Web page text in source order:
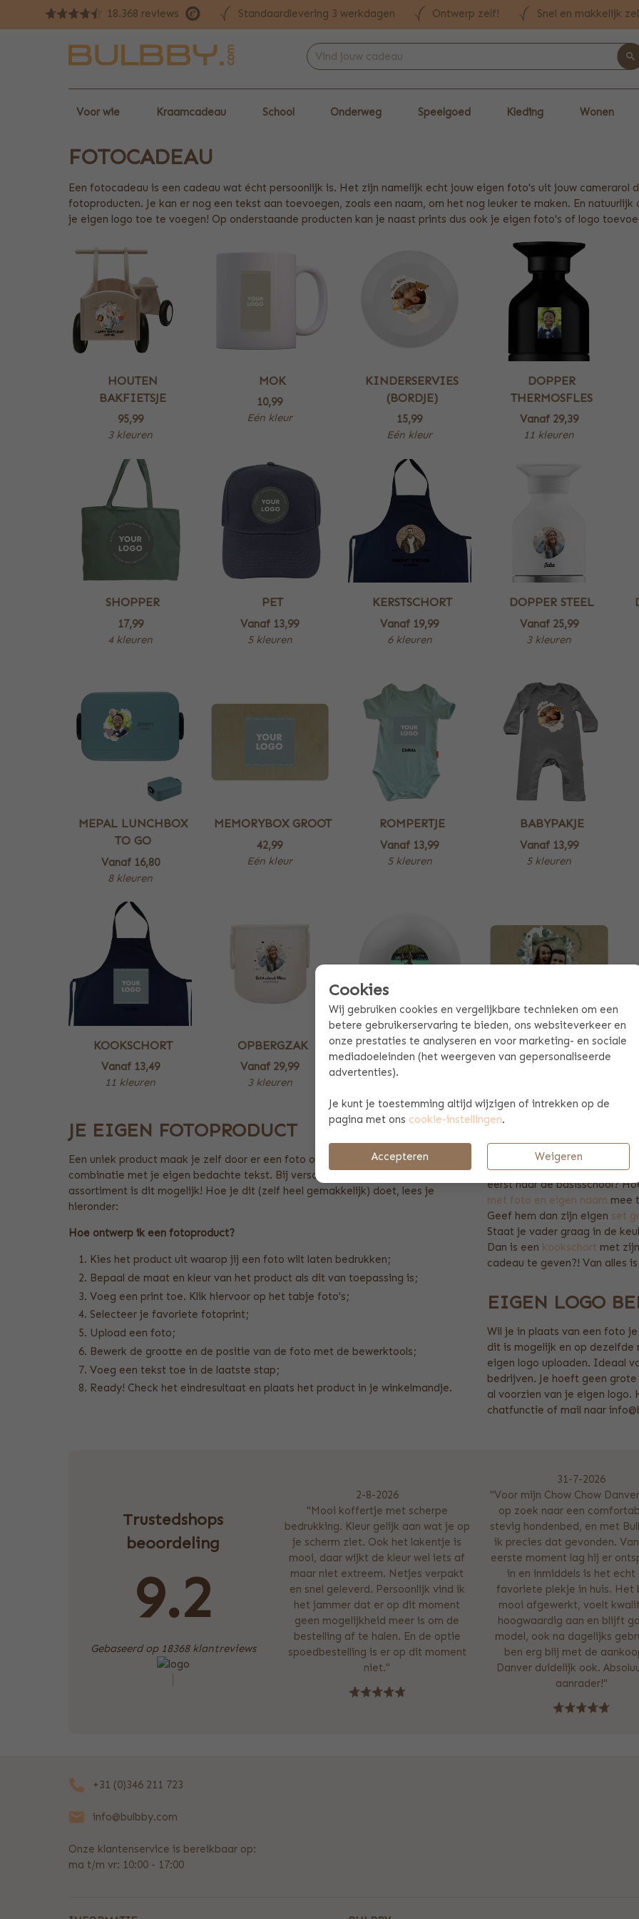
18.368 reviews Standaardlevering 3 werkdagen Ontwerp zelf! Snel en makkelijk
Voor wie Kraamcadeau School Onderweg Speelgoed Kleding Wonen
FOTOCADEAU
Een fotocadeau is een cadeau wat écht persoonlijk is. Het zijn namelijk echt jouw eigen foto's uit jouw camerarol
fotoproducten. Je kan er nog een tekst aan toevoegen, zoals een naam, om het nog leuker te maken. En
je eigen logo toe te voegen! Op onderstaande producten kan je naast prints dus ook je eigen foto's of logo
HOUTEN
BAKFIETSJE
95,99
3 kleuren
MOK
10,99
Eén kleur
KINDERSERVIES
(BORDJE)
15,99
Eén kleur
DOPPER
THERMOSFLES
Vanaf 29,39
11 kleuren
SHOPPER
17,99
4 kleuren
PET
Vanaf 13,99
5 kleuren
KERSTSCHORT
Vanaf 19,99
6 kleuren
DOPPER STEEL
Vanaf 25,99
3 kleuren
MEPAL LUNCHBOX
TO GO
Vanaf 16,80
8 kleuren
MEMORYBOX GROOT
42,99
Eén kleur
ROMPERTJE
Vanaf 13,99
5 kleuren
BABYPAKJE
Vanaf 13,99
5 kleuren
KOOKSCHORT
Vanaf 13,49
11 kleuren
OPBERGZAK
Vanaf 29,99
3 kleuren
HOCKEYBAL
9,99
Eén kleur
MEMORYBOX
JE EIGEN FOTOPRODUCT
Een uniek product maak je zelf door er een foto op te laten bedrukken, in
combinatie met je eigen bedachte tekst. Bij verschillende producten uit ons
assortiment is dit mogelijk! Hoe je dit (zelf heel gemakkelijk) doet, lees je
hieronder:
Hoe ontwerp ik een fotoproduct?
Kies het product uit waarop jij een foto wilt laten bedrukken;
Bepaal de maat en kleur van het product als dit van toepassing is;
Voeg een print toe. Klik hiervoor op het tabje foto's;
Selecteer je favoriete fotoprint;
Upload een foto;
Bewerk de grootte en de positie van de foto met de bewerktools;
Voeg een tekst toe in de laatste stap;
Ready! Check het eindresultaat en plaats het product in je winkelmandje.
ORIGINEEL
Één ding wat vaststaat bij
hetzelfde product hebben
Zo'n cadeau is leuk voor
eerst naar de basisschool?
met foto en eigen naam mee
Geef hem dan zijn eigen set
Staat je vader graag in de
Dan is een kookschort met
cadeau te geven?! Van alles
EIGEN LOGO
Wil je in plaats van een foto
dit is mogelijk en op dezelfde
eigen logo uploaden. Ideaal
bedrijven. Je hoeft geen
al voorzien van je eigen logo.
chatfunctie of mail naar
Trustedshops
beoordeling
9.2
Gebaseerd op 18368 klantreviews
2-8-2026
"Mooi koffertje met scherpe
bedrukking. Kleur gelijk aan wat je op
je scherm ziet. Ook het lakentje is
mooi, daar wijkt de kleur wel iets af
maar niet extreem. Netjes verpakt
en snel geleverd. Persoonlijk vind ik
het jammer dat er op dit moment
geen mogelijkheid meer is om de
bestelling af te halen. En de optie
spoedbestelling is er op dit moment
niet."
31-7-2026
"Voor mijn Chow Chow
op zoek naar een
stevig hondenbed, en met
ik precies dat gevonden.
eerste moment lag hij er
in en inmiddels is het echt
favoriete plekje in huis. Het
mooi afgewerkt, voelt
hoogwaardig aan en blijft
model, ook na dagelijks
ben erg blij met de
Danver duidelijk ook.
aanrader!"
+31 (0)346 211 723
info@bulbby.com
Onze klantenservice is bereikbaar op:
ma t/m vr: 10:00 - 17:00
Cookies
Wij gebruiken cookies en vergelijkbare technieken om een
betere gebruikerservaring te bieden, ons websiteverkeer en
onze prestaties te analyseren en voor marketing- en sociale
mediadoeleinden (het weergeven van gepersonaliseerde
advertenties).
Je kunt je toestemming altijd wijzigen of intrekken op de
pagina met ons cookie-instellingen.
Accepteren Weigeren